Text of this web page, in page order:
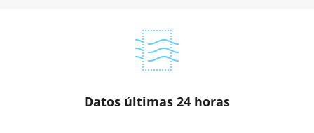
Datos últimas 24 horas